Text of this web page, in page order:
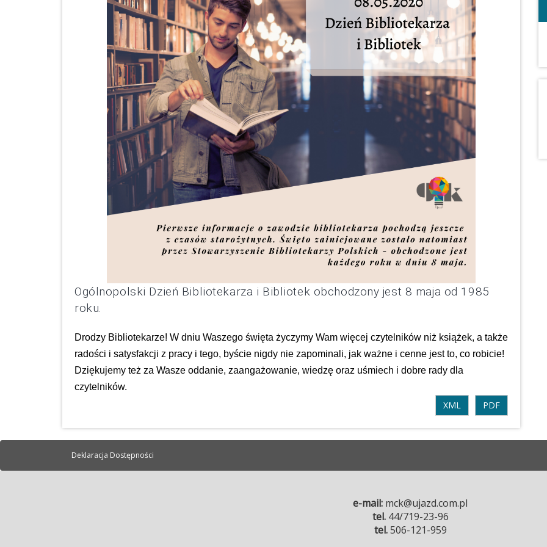
Ogólnopolski Dzień Bibliotekarza i Bibliotek obchodzony jest 8 maja od 1985
roku.
Drodzy Bibliotekarze! W dniu Waszego święta życzymy Wam więcej czytelników niż książek, a także
radości i satysfakcji z pracy i tego, byście nigdy nie zapominali, jak ważne i cenne jest to, co robicie!
Dziękujemy też za Wasze oddanie, zaangażowanie, wiedzę oraz uśmiech i dobre rady dla
czytelników.
PDF
XML
Deklaracja Dostępności
e-mail: mck@ujazd.com.pl
tel. 44/719-23-96
tel.506-121-959